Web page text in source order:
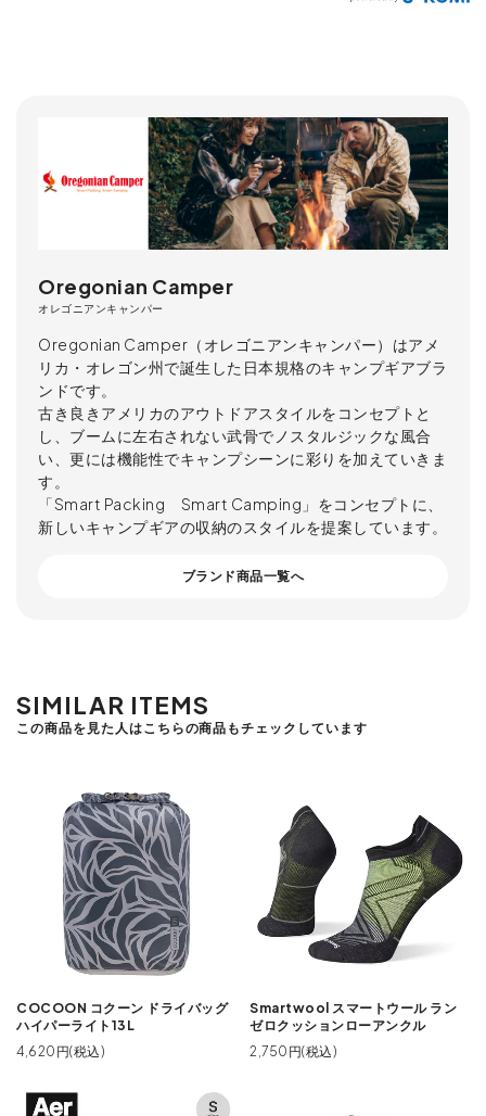
Oregonian Camper
オレゴニアンキャンパー
Oregonian Camper（オレゴニアンキャンパー）はアメ
リカ・オレゴン州で誕生した日本規格のキャンプギアブラ
ンドです。
古き良きアメリカのアウトドアスタイルをコンセプトと
し、ブームに左右されない武骨でノスタルジックな風合
い、更には機能性でキャンプシーンに彩りを加えていきま
す。
「Smart Packing Smart Camping」をコンセプトに、
新しいキャンプギアの収納のスタイルを提案しています。
ブランド商品一覧へ
SIMILAR ITEMS
この商品を見た人はこちらの商品もチェックしています
COCOON コクーン ドライバッグ
ハイパーライト13L
4,620円(税込)
Smartwool スマートウール ラン
ゼロクッションローアンクル
2,750円(税込)